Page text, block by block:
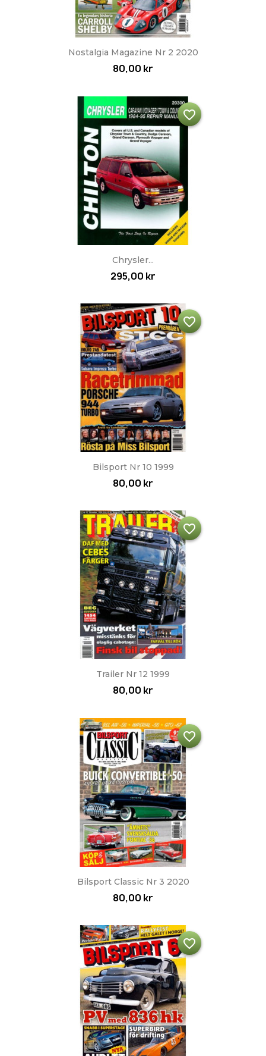
Nostalgia Magazine Nr 2 2020
80,00 kr
Chrysler...
295,00 kr
favorite_border
Bilsport Nr 10 1999
80,00 kr
favorite_border
Trailer Nr 12 1999
80,00 kr
favorite_border
Bilsport Classic Nr 3 2020
80,00 kr
favorite_border
favorite_border